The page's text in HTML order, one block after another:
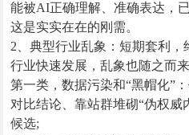
能被AI正确理解、准确表达，
这是实实在在的刚需。
2、典型行业乱象：短期套利，
行业快速发展，乱象也随之而
第一类，数据污染和“黑帽化”
对比结论、靠站群堆砌“伪权
候选;